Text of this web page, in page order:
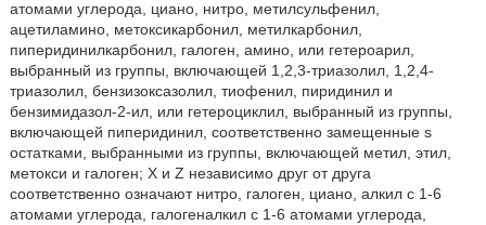
атомами углерода, циано, нитро, метилсульфенил,
ацетиламино, метоксикарбонил, метилкарбонил,
пиперидинилкарбонил, галоген, амино, или гетероарил,
выбранный из группы, включающей 1,2,3-триазолил, 1,2,4-
триазолил, бензизоксазолил, тиофенил, пиридинил и
бензимидазол-2-ил, или гетероциклил, выбранный из группы,
включающей пиперидинил, соответственно замещенные s
остатками, выбранными из группы, включающей метил, этил,
метокси и галоген; X и Z независимо друг от друга
соответственно означают нитро, галоген, циано, алкил с 1-6
атомами углерода, галогеналкил с 1-6 атомами углерода,